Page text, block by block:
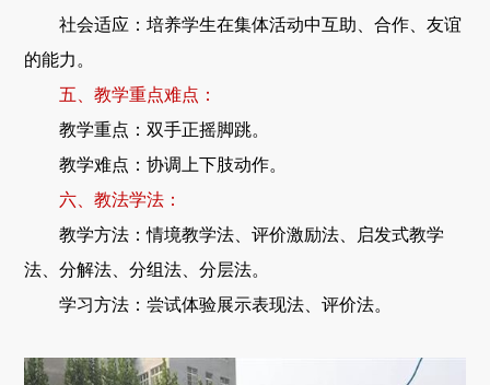
社会适应：培养学生在集体活动中互助、合作、友谊
的能力。
五、教学重点难点：
教学重点：双手正摇脚跳。
教学难点：协调上下肢动作。
六、教法学法：
教学方法：情境教学法、评价激励法、启发式教学
法、分解法、分组法、分层法。
学习方法：尝试体验展示表现法、评价法。